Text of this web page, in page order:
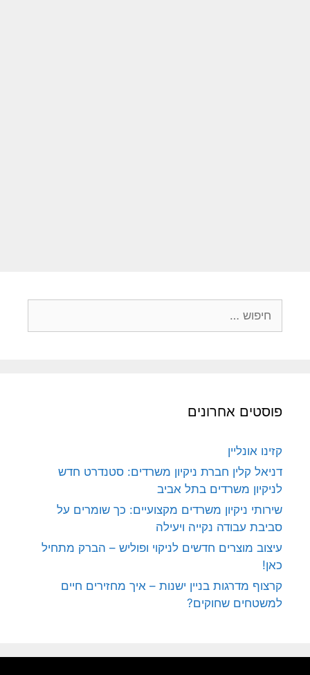
פוסטים אחרונים
קזינו אונליין
דניאל קלין חברת ניקיון משרדים: סטנדרט חדש
לניקיון משרדים בתל אביב
שירותי ניקיון משרדים מקצועיים: כך שומרים על
סביבת עבודה נקייה ויעילה
עיצוב מוצרים חדשים לניקוי ופוליש – הברק מתחיל
כאן!
קרצוף מדרגות בניין ישנות – איך מחזירים חיים
למשטחים שחוקים?